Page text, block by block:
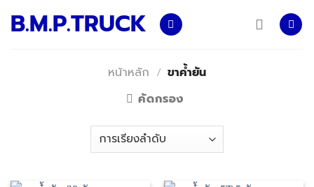
B.M.P.TRUCK
หน้าหลัก / ขาค้ำยัน
คัดกรอง